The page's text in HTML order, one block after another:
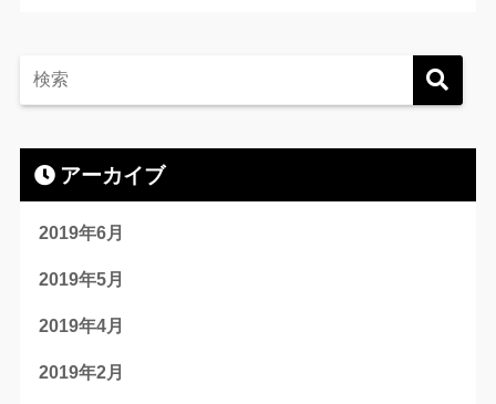
アーカイブ
2019年6月
2019年5月
2019年4月
2019年2月